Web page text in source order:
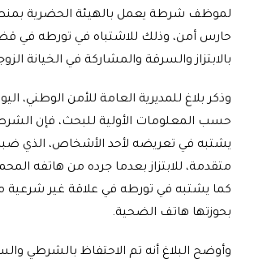
لموظف شرطة يعمل بالهيئة الحضرية
حارس أمن، وذلك للاشتباه في تورطه في
بالابتزاز والسرقة والمشاركة في الخيانة
وذكر بلاغ للمديرية العامة للأمن الوطني، اليوم
حسب المعلومات الأولية للبحث، فإن
يشتبه في تعريضه لأحد الأشخاص، الذي
متقدمة، للابتزاز بعدما جرده من هاتفه
كما يشتبه في تورطه في علاقة غير
بحوزتها هاتف الضحية.
وأوضح البلاغ أنه تم الاحتفاظ بالشرطي